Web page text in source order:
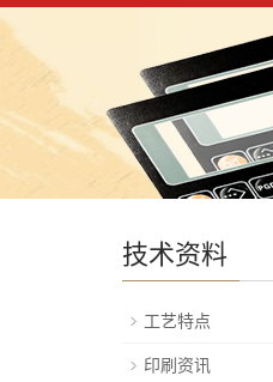
技术资料
工艺特点
印刷资讯